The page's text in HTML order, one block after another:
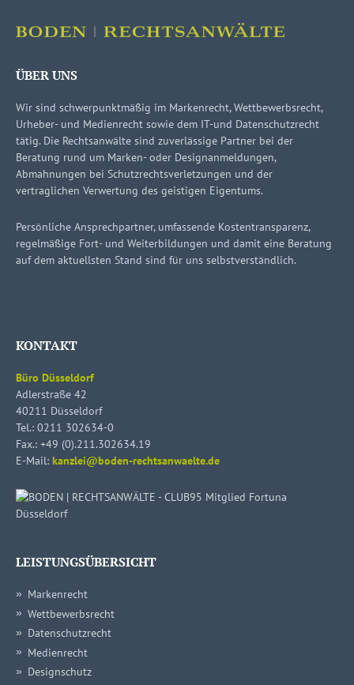
ÜBER UNS
Wir sind schwerpunktmäßig im Markenrecht, Wettbewerbsrecht,
Urheber- und Medienrecht sowie dem IT-und Datenschutzrecht
tätig. Die Rechtsanwälte sind zuverlässige Partner bei der
Beratung rund um Marken- oder Designanmeldungen,
Abmahnungen bei Schutzrechtsverletzungen und der
vertraglichen Verwertung des geistigen Eigentums.
Persönliche Ansprechpartner, umfassende Kostentransparenz,
regelmäßige Fort- und Weiterbildungen und damit eine Beratung
auf dem aktuellsten Stand sind für uns selbstverständlich.
KONTAKT
Büro Düsseldorf
Adlerstraße 42
40211 Düsseldorf
Tel.: 0211 302634-0
Fax.: +49 (0).211.302634.19
E-Mail: kanzlei@boden-rechtsanwaelte.de
LEISTUNGSÜBERSICHT
Markenrecht
Wettbewerbsrecht
Datenschutzrecht
Medienrecht
Designschutz